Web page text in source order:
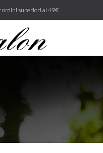
ordini superiori ai 49€